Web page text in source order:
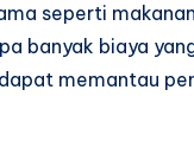
seperti
banyak biaya
memantau